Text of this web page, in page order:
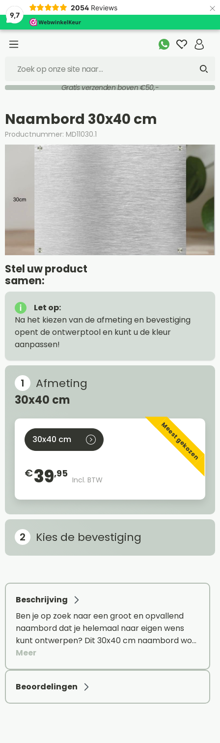
9,7
2054 Reviews ×
Gratis verzenden boven €50,-
Naambord 30x40 cm
Productnummer: MD11030.1
Stel uw product
samen:
Let op:
Na het kiezen van de afmeting en bevestiging
opent de ontwerptool en kunt u de kleur
aanpassen!
Afmeting
30x40 cm
Meest gekozen
30x40 cm
€39,95
Incl. BTW
Kies de bevestiging
Beschrijving
Ben je op zoek naar een groot en opvallend
naambord dat je helemaal naar eigen wens
kunt ontwerpen? Dit 30x40 cm naambord wo…
Meer
Beoordelingen